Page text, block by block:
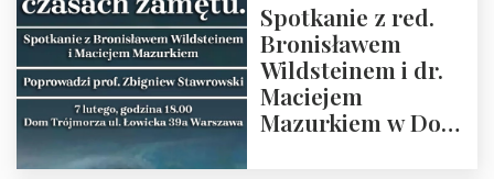
Spotkanie z red.
Bronisławem
Wildsteinem i dr.
Maciejem
Mazurkiem w Domu